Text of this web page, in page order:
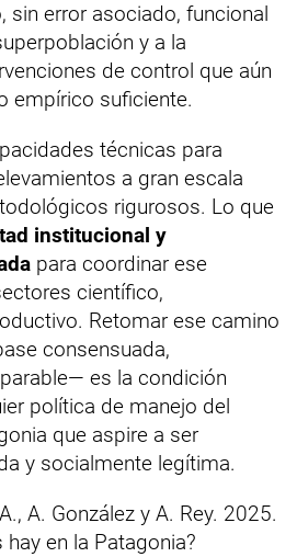
sin error asociado, funcional
y a la
de control que aún
empírico suficiente.
técnicas para
a gran escala
rigurosos. Lo que
institucional y
para coordinar ese
científico,
Retomar ese camino
consensuada,
es la condición
política de manejo del
que aspire a ser
y socialmente legítima.
A. González y A. Rey. 2025.
en la Patagonia?